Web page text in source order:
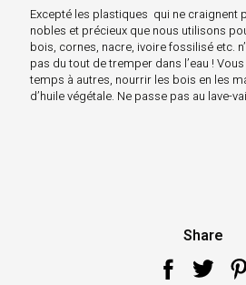
Excepté les plastiques qui ne craignent
nobles et précieux que nous utilisons
bois, cornes, nacre, ivoire fossilisé etc.
pas du tout de tremper dans l’eau !
temps à autres, nourrir les bois en les
d’huile végétale. Ne passe pas au lave-
Share